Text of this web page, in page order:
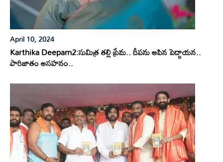
April 10, 2024
Karthika Deepam2:సుమిత్ర తల్లి ప్రేమ.. దీపను ఆపిన పెద్దాయన..
పారిజాతం అసహనం..